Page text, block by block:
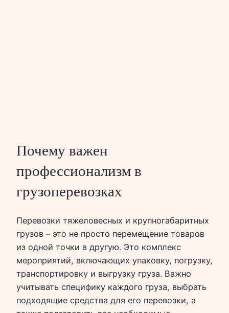
Почему важен
профессионализм в
грузоперевозках
Перевозки тяжеловесных и крупногабаритных
грузов – это не просто перемещение товаров
из одной точки в другую. Это комплекс
мероприятий, включающих упаковку, погрузку,
транспортировку и выгрузку груза. Важно
учитывать специфику каждого груза, выбрать
подходящие средства для его перевозки, а